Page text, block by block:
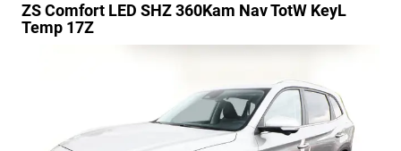
ZSComfort LED SHZ 360Kam Nav TotW KeyL
Temp 17Z